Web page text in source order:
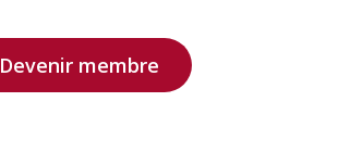
Devenir membre